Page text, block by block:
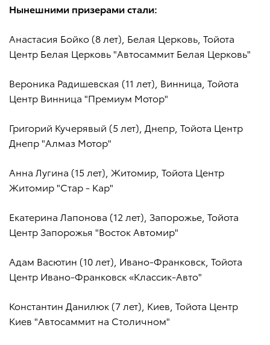
Нынешними призерами стали:
Анастасия Бойко (8 лет), Белая Церковь, Тойота
Центр Белая Церковь "Автосаммит Белая Церковь"
Вероника Радишевская (11 лет), Винница, Тойота
Центр Винница "Премиум Мотор"
Григорий Кучерявый (5 лет), Днепр, Тойота Центр
Днепр "Алмаз Мотор"
Анна Лугина (15 лет), Житомир, Тойота Центр
Житомир "Стар - Кар"
Екатерина Лапонова (12 лет), Запорожье, Тойота
Центр Запорожья "Восток Автомир"
Адам Васютин (10 лет), Ивано-Франковск, Тойота
Центр Ивано-Франковск «Классик-Авто"
Константин Данилюк (7 лет), Киев, Тойота Центр
Киев "Автосаммит на Столичном"